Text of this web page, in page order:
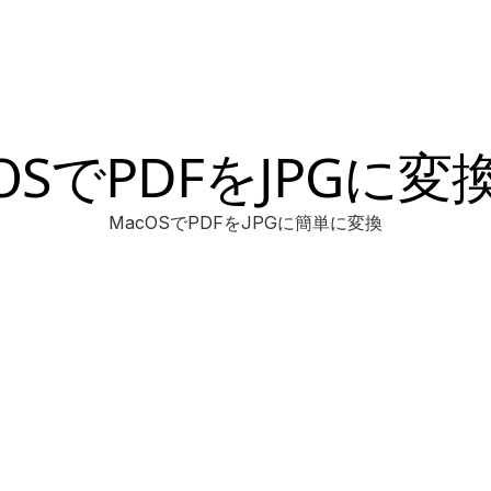
でPDFをJPGに変
MacOSでPDFをJPGに簡単に変換